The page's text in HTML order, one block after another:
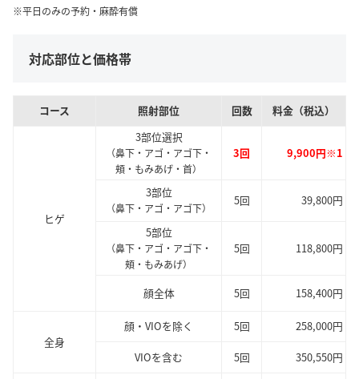
※平日のみの予約・麻酔有償
対応部位と価格帯
コース 照射部位 回数 料金（税込）
ヒゲ
3部位選択
（鼻下・アゴ・アゴ下・
頬・もみあげ・首）
3回 9,900円※1
3部位
（鼻下・アゴ・アゴ下）
5回 39,800円
5部位
（鼻下・アゴ・アゴ下・
頬・もみあげ）
5回 118,800円
顔全体 5回 158,400円
全身
顔・VIOを除く 5回 258,000円
VIOを含む 5回 350,550円